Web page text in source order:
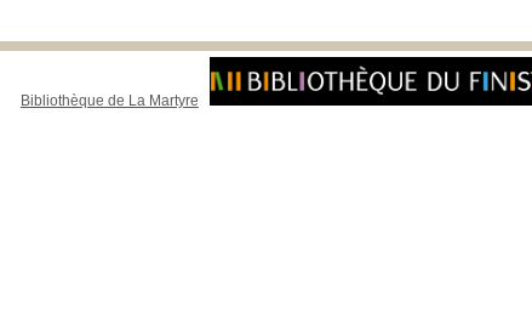
Bibliothèque de La Martyre